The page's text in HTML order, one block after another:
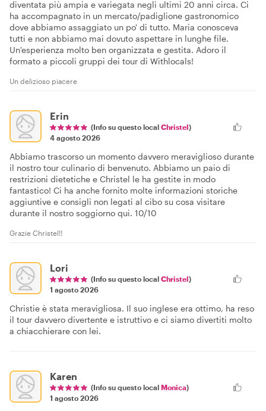
diventata più ampia e variegata negli ultimi 20 anni circa. Ci
ha accompagnato in un mercato/padiglione gastronomico
dove abbiamo assaggiato un po' di tutto. Maria conosceva
tutti e non abbiamo mai dovuto aspettare in lunghe file.
Un'esperienza molto ben organizzata e gestita. Adoro il
formato a piccoli gruppi dei tour di Withlocals!
Un delizioso piacere
Erin
(Info su questo local Christel)
4 agosto 2026
Abbiamo trascorso un momento davvero meraviglioso durante
il nostro tour culinario di benvenuto. Abbiamo un paio di
restrizioni dietetiche e Christel le ha gestite in modo
fantastico! Ci ha anche fornito molte informazioni storiche
aggiuntive e consigli non legati al cibo su cosa visitare
durante il nostro soggiorno qui. 10/10
Grazie Christel!!
Lori
(Info su questo local Christel)
1 agosto 2026
Christie è stata meravigliosa. Il suo inglese era ottimo, ha reso
il tour davvero divertente e istruttivo e ci siamo divertiti molto
a chiacchierare con lei.
Karen
(Info su questo local Monica)
1 agosto 2026